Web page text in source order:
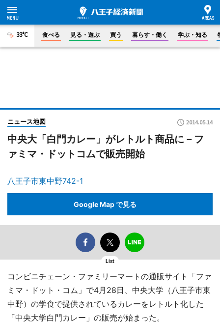
33°C 食べる 見る・遊ぶ 買う 暮らす・働く 学ぶ・知る
ニュース地図 2014.05.14
中央大「白門カレー」がレトルト商品に－フ
ァミマ・ドットコムで販売開始
八王子市東中野742-1
Google Map で見る
List
コンビニチェーン・ファミリーマートの通販サイト「ファ
ミマ・ドット・コム」で4月28日、中央大学（八王子市東
中野）の学食で提供されているカレーをレトルト化した
「中央大学白門カレー」の販売が始まった。